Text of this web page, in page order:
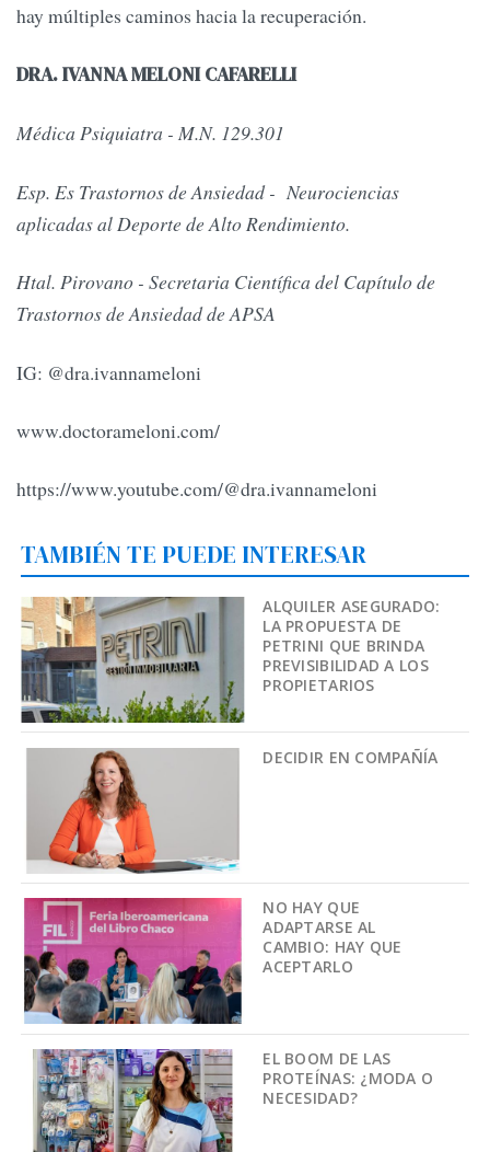
hay múltiples caminos hacia la recuperación.
DRA. IVANNA MELONI CAFARELLI
Médica Psiquiatra - M.N. 129.301
Esp. Es Trastornos de Ansiedad - Neurociencias
aplicadas al Deporte de Alto Rendimiento.
Htal. Pirovano - Secretaria Científica del Capítulo de
Trastornos de Ansiedad de APSA
IG: @dra.ivannameloni
www.doctorameloni.com/
https://www.youtube.com/@dra.ivannameloni
TAMBIÉN TE PUEDE INTERESAR
ALQUILER ASEGURADO:
LA PROPUESTA DE
PETRINI QUE BRINDA
PREVISIBILIDAD A LOS
PROPIETARIOS
DECIDIR EN COMPAÑÍA
NO HAY QUE
ADAPTARSE AL
CAMBIO: HAY QUE
ACEPTARLO
EL BOOM DE LAS
PROTEÍNAS: ¿MODA O
NECESIDAD?